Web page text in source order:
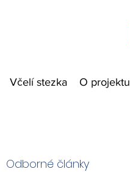
Včelí stezka O projektu
Odborné články